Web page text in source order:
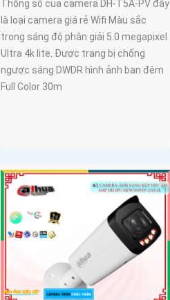
Thông số của camera DH-T5A-PV đây
là loại camera giá rẻ Wifi Màu sắc
trong sáng độ phân giải 5.0 megapixel
Ultra 4k lite. Được trang bị chống
ngược sáng DWDR hình ảnh ban đêm
Full Color 30m